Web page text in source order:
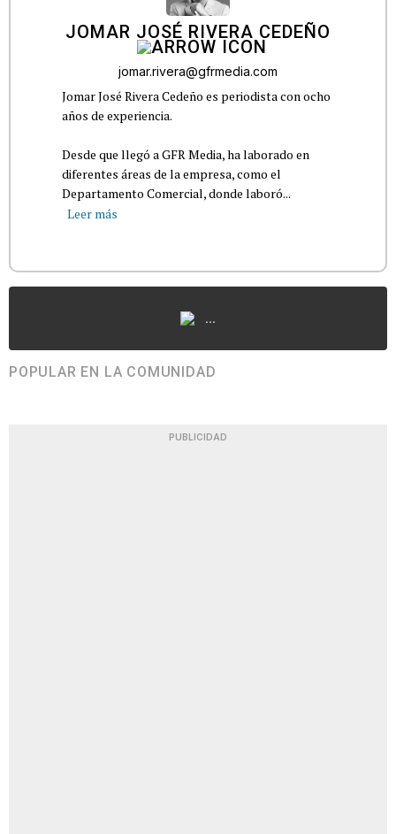
JOMAR JOSÉ RIVERA CEDEÑO
jomar.rivera@gfrmedia.com
Jomar José Rivera Cedeño es periodista con ocho
años de experiencia.
Desde que llegó a GFR Media, ha laborado en
diferentes áreas de la empresa, como el
Departamento Comercial, donde laboró...
Leer más
...
POPULAR EN LA COMUNIDAD
PUBLICIDAD